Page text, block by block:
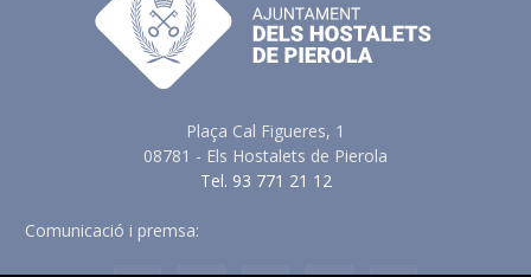
Plaça Cal Figueres, 1
08781 - Els Hostalets de Pierola
Tel. 93 771 21 12
Comunicació i premsa: